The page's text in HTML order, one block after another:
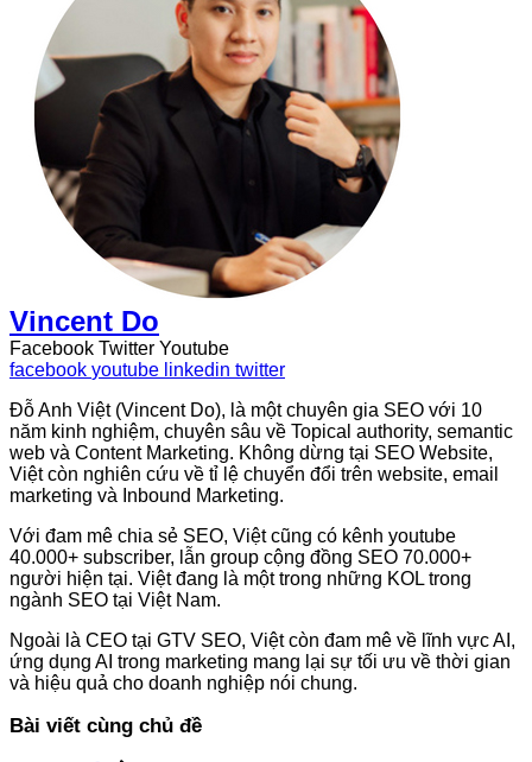
Vincent Do
Facebook Twitter Youtube
facebook youtube linkedin twitter
Đỗ Anh Việt (Vincent Do), là một chuyên gia SEO với 10
năm kinh nghiệm, chuyên sâu về Topical authority, semantic
web và Content Marketing. Không dừng tại SEO Website,
Việt còn nghiên cứu về tỉ lệ chuyển đổi trên website, email
marketing và Inbound Marketing.
Với đam mê chia sẻ SEO, Việt cũng có kênh youtube
40.000+ subscriber, lẫn group cộng đồng SEO 70.000+
người hiện tại. Việt đang là một trong những KOL trong
ngành SEO tại Việt Nam.
Ngoài là CEO tại GTV SEO, Việt còn đam mê về lĩnh vực AI,
ứng dụng AI trong marketing mang lại sự tối ưu về thời gian
và hiệu quả cho doanh nghiệp nói chung.
Bài viết cùng chủ đề